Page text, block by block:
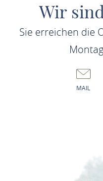
Wir
Sie erreichen die
MAIL